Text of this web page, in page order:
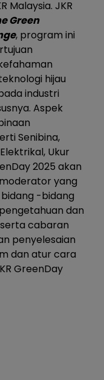
Malaysia. JKR
Green
, program ini
hijau
industri
Aspek
Senibina,
Ukur
2025 akan
yang
-bidang
dan
cabaran
penyelesaian
dan atur cara
GreenDay